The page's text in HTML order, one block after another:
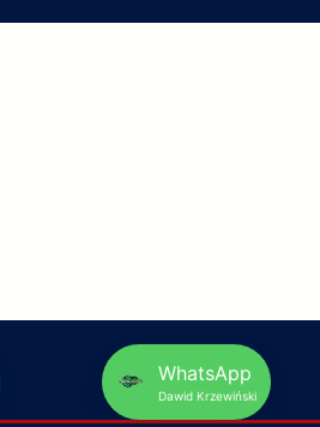
WhatsApp
Dawid Krzewiński